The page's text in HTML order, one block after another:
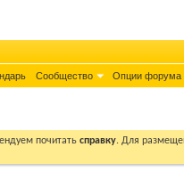
Сообщество Опции форума
почитать справку. Для